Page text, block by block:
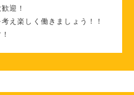
迎！
え楽しく働きましょう！！